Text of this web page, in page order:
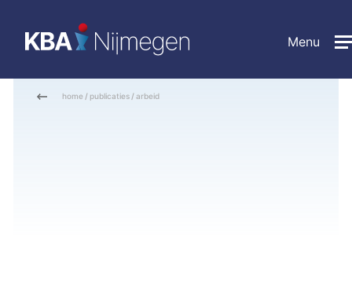
Menu
home / publicaties /arbeid